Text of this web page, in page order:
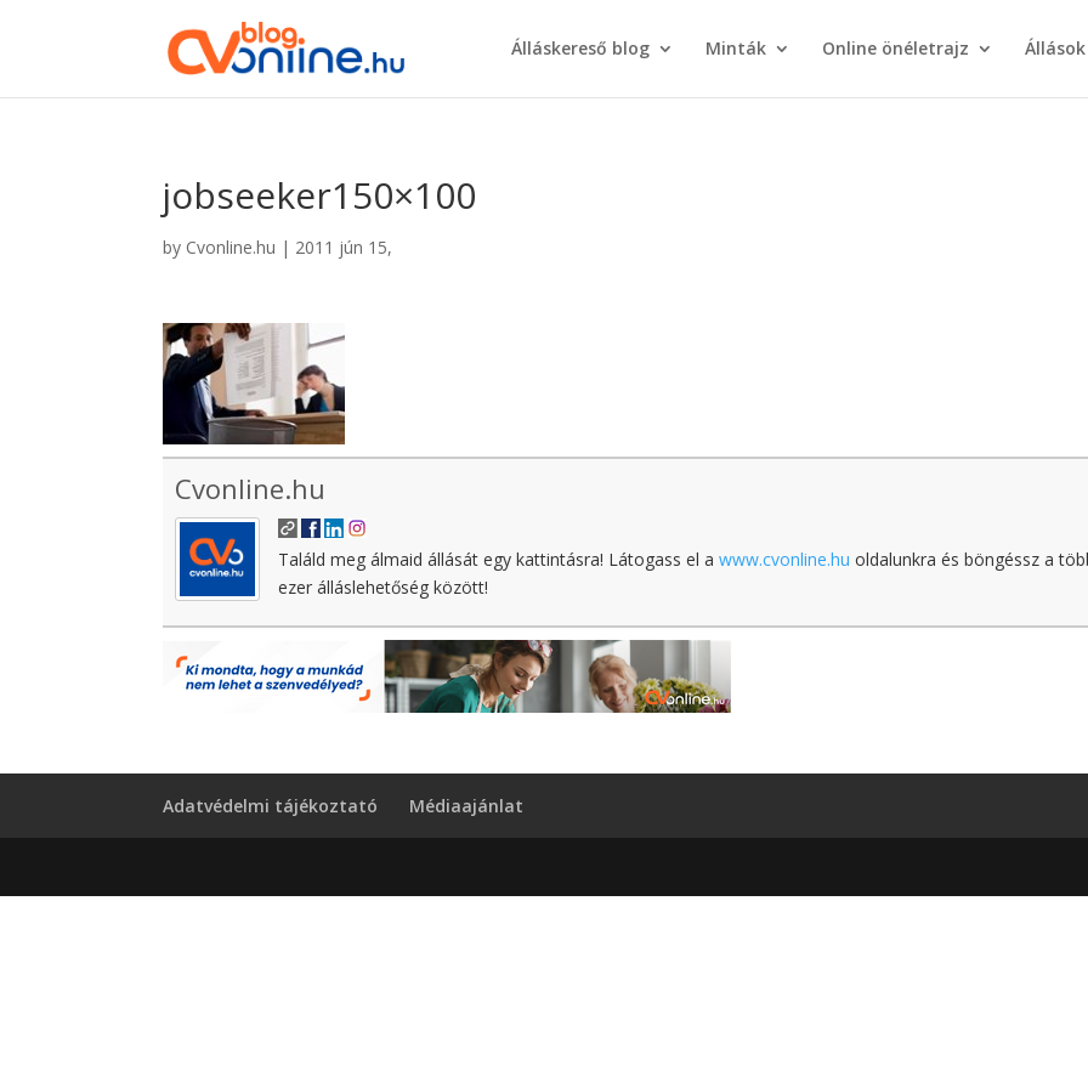
Álláskereső blog Minták Online önéletrajz Állások
jobseeker150×100
by Cvonline.hu | 2011 jún 15,
Cvonline.hu
Találd meg álmaid állását egy kattintásra! Látogass el awww.cvonline.hu oldalunkra és böngéssz a
ezer álláslehetőség között!
Adatvédelmi tájékoztató Médiaajánlat